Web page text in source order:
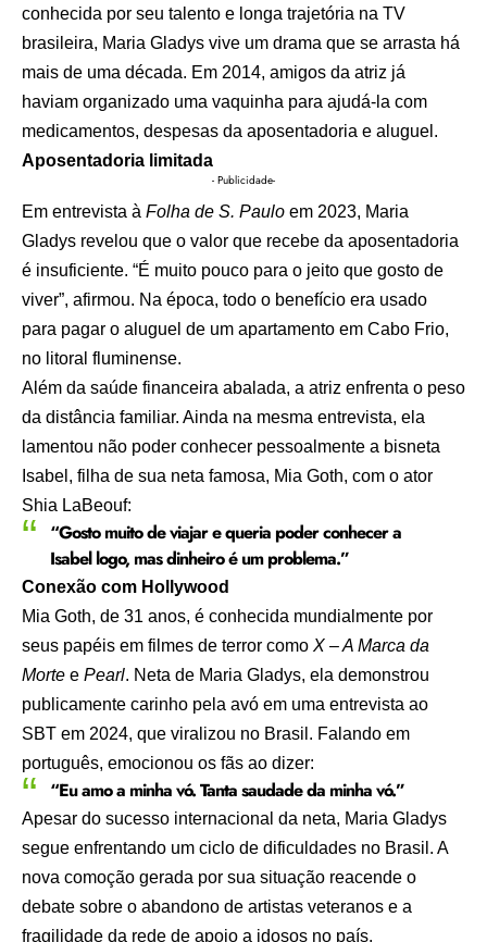
conhecida por seu talento e longa trajetória na TV
brasileira, Maria Gladys vive um drama que se arrasta há
mais de uma década. Em 2014, amigos da atriz já
haviam organizado uma vaquinha para ajudá-la com
medicamentos, despesas da aposentadoria e aluguel.
Aposentadoria limitada
- Publicidade-
Em entrevista à Folha de S. Paulo em 2023, Maria
Gladys revelou que o valor que recebe da aposentadoria
é insuficiente. “É muito pouco para o jeito que gosto de
viver”, afirmou. Na época, todo o benefício era usado
para pagar o aluguel de um apartamento em Cabo Frio,
no litoral fluminense.
Além da saúde financeira abalada, a atriz enfrenta o peso
da distância familiar. Ainda na mesma entrevista, ela
lamentou não poder conhecer pessoalmente a bisneta
Isabel, filha de sua neta famosa, Mia Goth, com o ator
Shia LaBeouf:
“Gosto muito de viajar e queria poder conhecer a
Isabel logo, mas dinheiro é um problema.”
Conexão com Hollywood
Mia Goth, de 31 anos, é conhecida mundialmente por
seus papéis em filmes de terror como X – A Marca da
Morte e Pearl. Neta de Maria Gladys, ela demonstrou
publicamente carinho pela avó em uma entrevista ao
SBT em 2024, que viralizou no Brasil. Falando em
português, emocionou os fãs ao dizer:
“Eu amo a minha vó. Tanta saudade da minha vó.”
Apesar do sucesso internacional da neta, Maria Gladys
segue enfrentando um ciclo de dificuldades no Brasil. A
nova comoção gerada por sua situação reacende o
debate sobre o abandono de artistas veteranos e a
fragilidade da rede de apoio a idosos no país.